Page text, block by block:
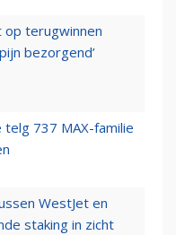
op terugwinnen
bezorgend’
737 MAX-familie
WestJet en
staking in zicht